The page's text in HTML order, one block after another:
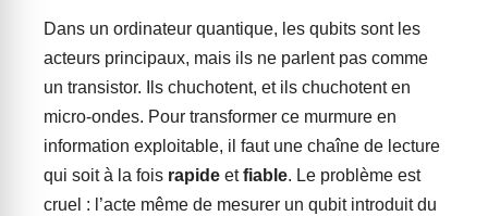
Dans un ordinateur quantique, les qubits sont les
acteurs principaux, mais ils ne parlent pas comme
un transistor. Ils chuchotent, et ils chuchotent en
micro-ondes. Pour transformer ce murmure en
information exploitable, il faut une chaîne de lecture
qui soit à la fois rapide etfiable. Le problème est
cruel : l’acte même de mesurer un qubit introduit du